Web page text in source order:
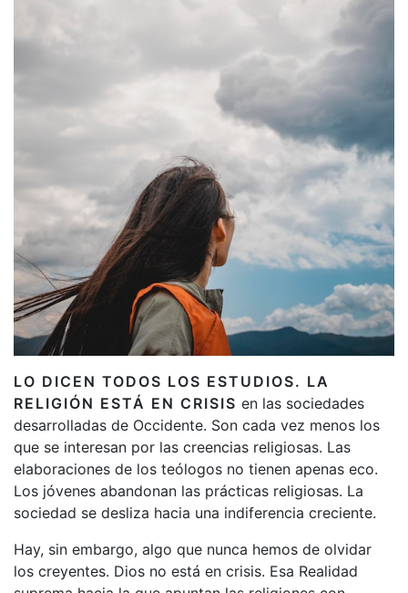
LO DICEN TODOS LOS ESTUDIOS. LA
RELIGIÓN ESTÁ EN CRISIS en las sociedades
desarrolladas de Occidente. Son cada vez menos los
que se interesan por las creencias religiosas. Las
elaboraciones de los teólogos no tienen apenas eco.
Los jóvenes abandonan las prácticas religiosas. La
sociedad se desliza hacia una indiferencia creciente.
Hay, sin embargo, algo que nunca hemos de olvidar
los creyentes. Dios no está en crisis. Esa Realidad